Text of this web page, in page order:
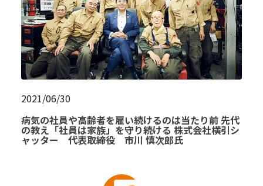
2021/06/30
病気の社員や高齢者を雇い続けるのは当たり前 先代
の教え「社員は家族」を守り続ける 株式会社横引シ
ャッター 代表取締役 市川 慎次郎氏